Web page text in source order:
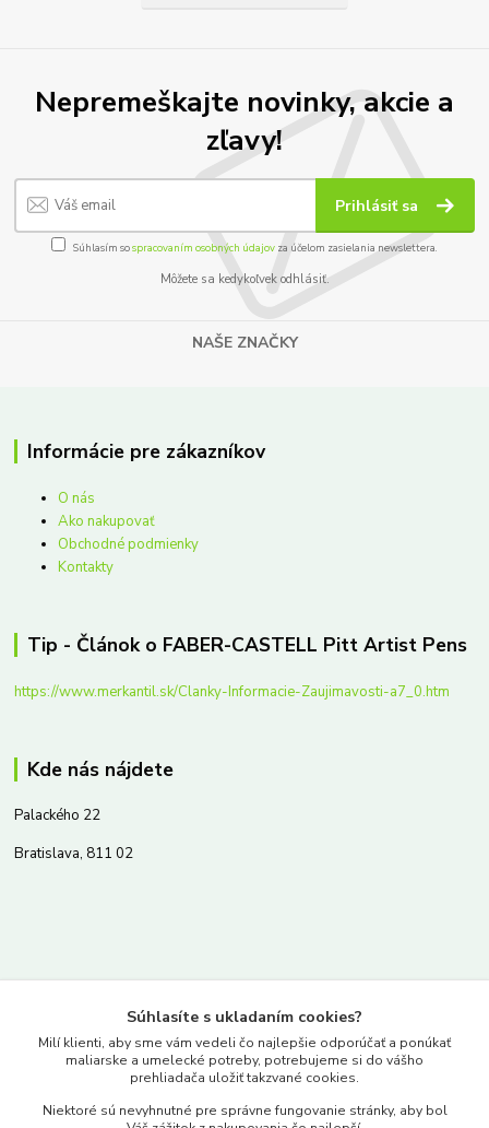
Nepremeškajte novinky, akcie a
zľavy!
Prihlásiť sa
Súhlasím sospracovaním osobných údajov za účelom zasielania newslettera.
Môžete sa kedykoľvek odhlásiť.
NAŠE ZNAČKY
Informácie pre zákazníkov
O nás
Ako nakupovať
Obchodné podmienky
Kontakty
Tip - Článok o FABER-CASTELL Pitt Artist Pens
https://www.merkantil.sk/Clanky-Informacie-Zaujimavosti-a7_0.htm
Kde nás nájdete
Palackého 22
Bratislava, 811 02
www.merkantil.sk
Pondelok-Piatok: 9.00-17.00hod.
Súhlasíte s ukladaním cookies?
Milí klienti, aby sme vám vedeli čo najlepšie odporúčať a ponúkať
maliarske a umelecké potreby, potrebujeme si do vášho
prehliadača uložiť takzvané cookies.
Niektoré sú nevyhnutné pre správne fungovanie stránky, aby bol